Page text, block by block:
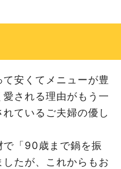
安くてメニューが豊
される理由がもう一
ているご夫婦の優し
で「90歳まで鍋を振
たが、これからもお